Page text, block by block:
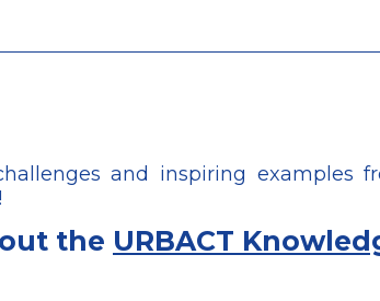
and inspiring examples
the URBACT